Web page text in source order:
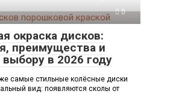
0
окраска дисков:
преимущества и
в 2026 году
самые стильные колёсные диски
вид: появляются сколы от